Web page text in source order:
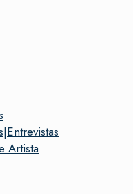
Artista